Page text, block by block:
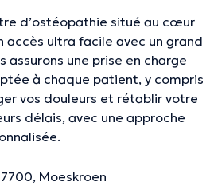
d’ostéopathie situé au cœur
accès ultra facile avec un grand
assurons une prise en charge
à chaque patient, y compris
vos douleurs et rétablir votre
délais, avec une approche
Moeskroen